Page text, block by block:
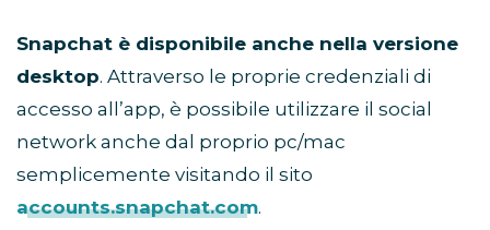
Snapchat è disponibile anche nella versione
desktop. Attraverso le proprie credenziali di
accesso all’app, è possibile utilizzare il social
network anche dal proprio pc/mac
semplicemente visitando il sito
accounts.snapchat.com.